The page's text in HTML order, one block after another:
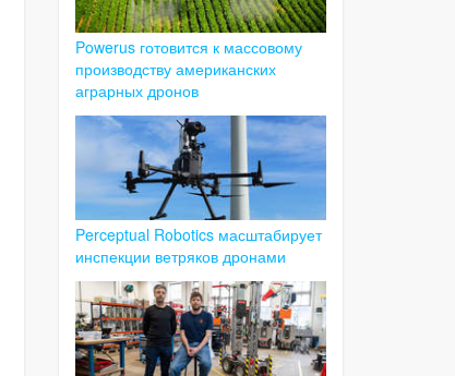
Powerus готовится к массовому
производству американских
аграрных дронов
Perceptual Robotics масштабирует
инспекции ветряков дронами